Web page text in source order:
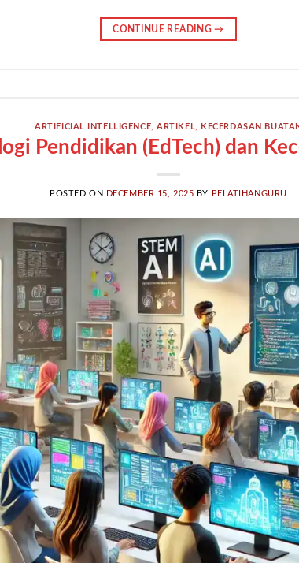
CONTINUE READING→
ARTIFICIAL INTELLIGENCE ,ARTIKEL KECERDASAN
Pendidikan (EdTech) dan
POSTED ON DECEMBER 15, 2025 BY PELATIHANGURU